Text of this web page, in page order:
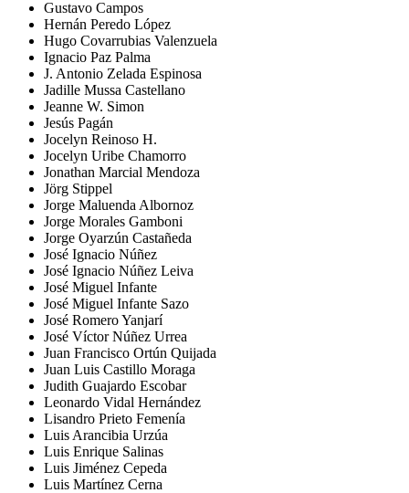
Gustavo Campos
Hernán Peredo López
Hugo Covarrubias Valenzuela
Ignacio Paz Palma
J. Antonio Zelada Espinosa
Jadille Mussa Castellano
Jeanne W. Simon
Jesús Pagán
Jocelyn Reinoso H.
Jocelyn Uribe Chamorro
Jonathan Marcial Mendoza
Jörg Stippel
Jorge Maluenda Albornoz
Jorge Morales Gamboni
Jorge Oyarzún Castañeda
José Ignacio Núñez
José Ignacio Núñez Leiva
José Miguel Infante
José Miguel Infante Sazo
José Romero Yanjarí
José Víctor Núñez Urrea
Juan Francisco Ortún Quijada
Juan Luis Castillo Moraga
Judith Guajardo Escobar
Leonardo Vidal Hernández
Lisandro Prieto Femenía
Luis Arancibia Urzúa
Luis Enrique Salinas
Luis Jiménez Cepeda
Luis Martínez Cerna